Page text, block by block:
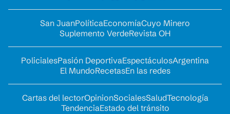
San JuanPolíticaEconomíaCuyo Minero
Suplemento VerdeRevista OH
PolicialesPasión DeportivaEspectáculosArgentina
El MundoRecetasEn las redes
Cartas del lectorOpinionSocialesSaludTecnología
TendenciaEstado del tránsito